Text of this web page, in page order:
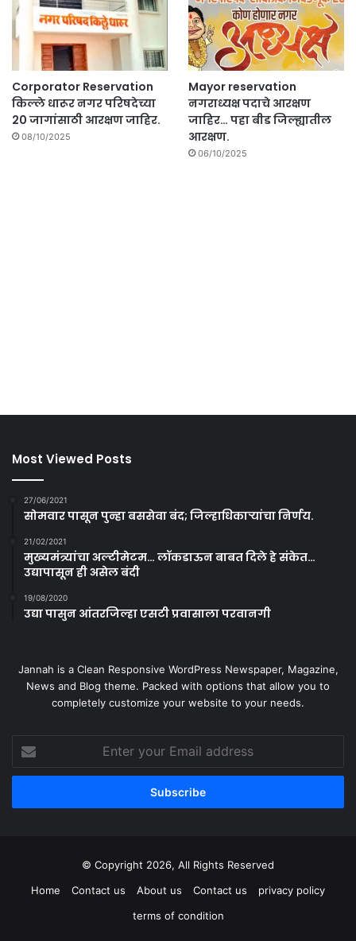
Corporator Reservation
किल्ले धारूर नगर परिषदेच्या
20 जागांसाठी आरक्षण जाहिर.
08/10/2025
Mayor reservation
नगराध्यक्ष पदाचे आरक्षण
जाहिर… पहा बीड जिल्ह्यातील
आरक्षण.
06/10/2025
Most Viewed Posts
27/06/2021
सोमवार पासून पुन्हा बससेवा बंद; जिल्हाधिकाऱ्यांचा निर्णय.
21/02/2021
मुख्यमंत्र्यांचा अल्टीमेटम… लॉकडाऊन बाबत दिले हे संकेत…
उद्यापासून ही असेल बंदी
19/08/2020
उद्या पासुन आंतरजिल्हा एसटी प्रवासाला परवानगी
Jannah is a Clean Responsive WordPress Newspaper, Magazine,
News and Blog theme. Packed with options that allow you to
completely customize your website to your needs.
Enter
your
Email
© Copyright 2026, All Rights Reserved
Home
Contact us About us Contact us
privacy policy
terms of condition